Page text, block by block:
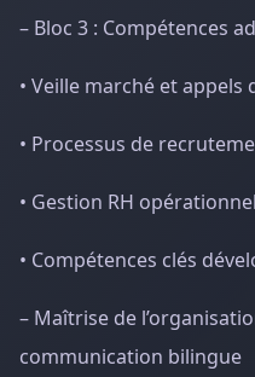
– Bloc 3 : Compétences
• Veille marché et appels
• Processus de
• Gestion RH
• Compétences clés
– Maîtrise de
communication bilingue